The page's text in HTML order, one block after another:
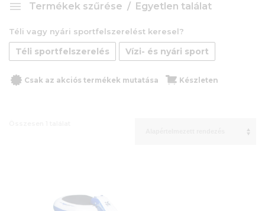
Termékek szűrése Egyetlen találat
Téli vagy nyári sportfelszerelést keresel?
Téli sportfelszerelés Vízi- és nyári sport
Csak az akciós termékek mutatása Készleten